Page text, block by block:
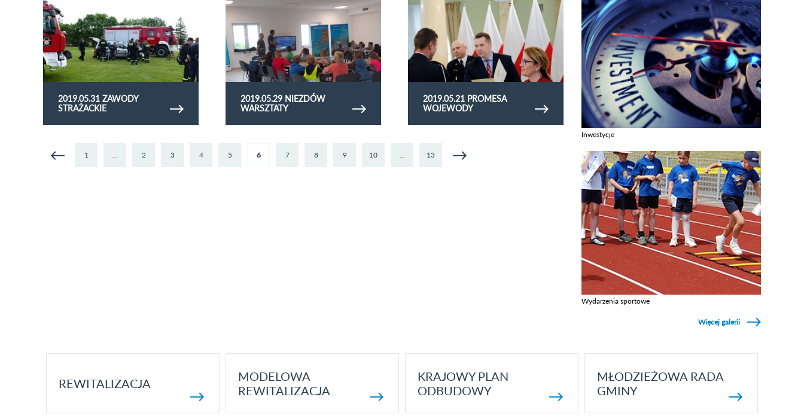
2019.05.31 ZAWODY
STRAŻACKIE
2019.05.29 NIEZDÓW
WARSZTATY
2019.05.21 PROMESA
WOJEWODY
1 … 2 3 4 5 6 7 8 9 10 … 13
Inwestycje
Wydarzenia sportowe
Więcej galerii
REWITALIZACJA
MODELOWA
REWITALIZACJA
KRAJOWY PLAN
ODBUDOWY
MŁODZIEŻOWA RADA
GMINY